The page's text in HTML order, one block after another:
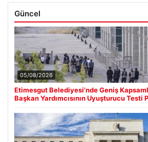
Güncel
05/08/2026
Etimesgut Belediyesi’nde Geniş
Başkan Yardımcısının Uyuşturucu Testi